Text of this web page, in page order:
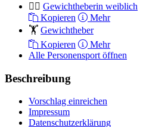
🏋️‍♀️ Gewichtheberin weiblich
Kopieren
Mehr
🏋 Gewichtheber
Kopieren
Mehr
Alle Personensport öffnen
Beschreibung
Vorschlag einreichen
Impressum
Datenschutzerklärung